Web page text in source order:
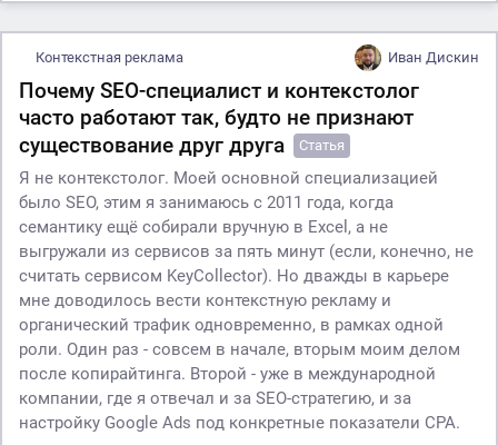
Контекстная реклама Иван Дискин
Почему SEO-специалист и контекстолог
часто работают так, будто не признают
существование друг друга
Статья
Я не контекстолог. Моей основной специализацией
было SEO, этим я занимаюсь с 2011 года, когда
семантику ещё собирали вручную в Excel, а не
выгружали из сервисов за пять минут (если, конечно, не
считать сервисом KeyCollector). Но дважды в карьере
мне доводилось вести контекстную рекламу и
органический трафик одновременно, в рамках одной
роли. Один раз - совсем в начале, вторым моим делом
после копирайтинга. Второй - уже в международной
компании, где я отвечал и за SEO-стратегию, и за
настройку Google Ads под конкретные показатели CPA.